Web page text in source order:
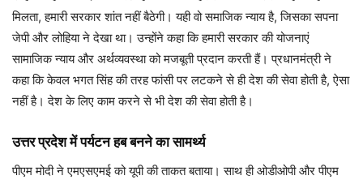
मिलता, हमारी सरकार शांत नहीं बैठेगी। यही वो समाजिक न्याय है, जिसका सपना
जेपी और लोहिया ने देखा था। उन्होंने कहा कि हमारी सरकार की योजनाएं
सामाजिक न्याय और अर्थव्यवस्था को मजबूती प्रदान करती हैं। प्रधानमंत्री ने
कहा कि केवल भगत सिंह की तरह फांसी पर लटकने से ही देश की सेवा होती है, ऐसा
नहीं है। देश के लिए काम करने से भी देश की सेवा होती है।
उत्तर प्रदेश में पर्यटन हब बनने का सामर्थ्य
पीएम मोदी ने एमएसएमई को यूपी की ताकत बताया। साथ ही ओडीओपी और पीएम